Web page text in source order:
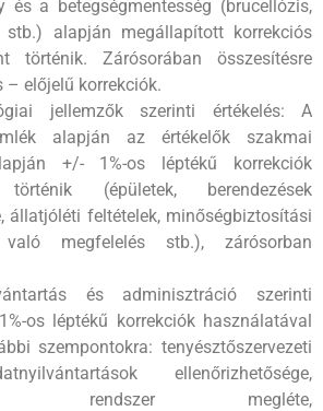
és a betegségmentesség (brucellózis,
stb.) alapján megállapított korrekciós
történik. Zárósorában összesítésre
– előjelű korrekciók.
jellemzők szerinti értékelés: A
alapján az értékelők szakmai
+/- 1%-os léptékű korrekciók
történik (épületek, berendezések
állatjóléti feltételek, minőségbiztosítási
való megfelelés stb.), zárósorban
és adminisztráció szerinti
os léptékű korrekciók használatával
szempontokra: tenyésztőszervezeti
ellenőrizhetősége,
rendszer megléte,